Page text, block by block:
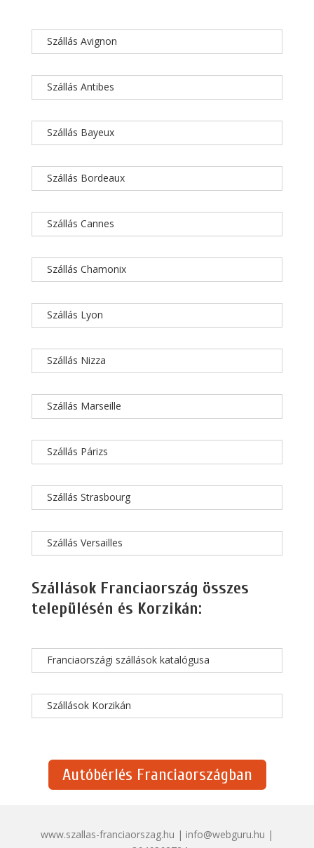
Szállás Avignon
Szállás Antibes
Szállás Bayeux
Szállás Bordeaux
Szállás Cannes
Szállás Chamonix
Szállás Lyon
Szállás Nizza
Szállás Marseille
Szállás Párizs
Szállás Strasbourg
Szállás Versailles
Szállások Franciaország összes
településén és Korzikán:
Franciaországi szállások katalógusa
Szállások Korzikán
Autóbérlés Franciaországban
www.szallas-franciaorszag.hu | info@webguru.hu |